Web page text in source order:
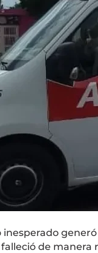
inesperado
de manera